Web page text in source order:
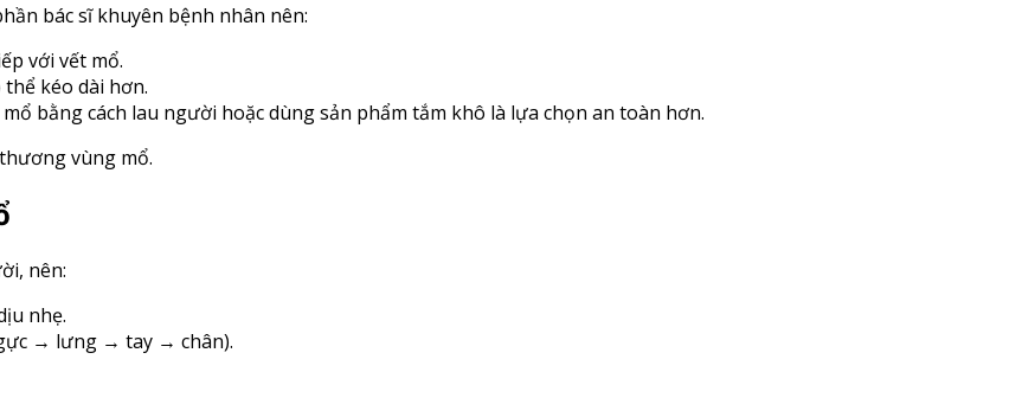
bác sĩ khuyên bệnh nhân nên:
với vết mổ.
kéo dài hơn.
bằng cách lau người hoặc dùng sản phẩm tắm khô là lựa chọn an toàn hơn.
vùng mổ.
nên:
nhẹ.
→ lưng → tay → chân).